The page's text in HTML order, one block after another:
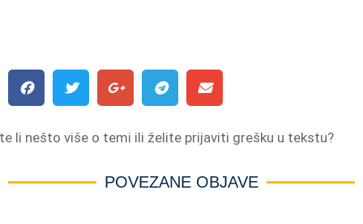
li nešto više o temi ili želite prijaviti grešku u tekstu?
POVEZANE OBJAVE